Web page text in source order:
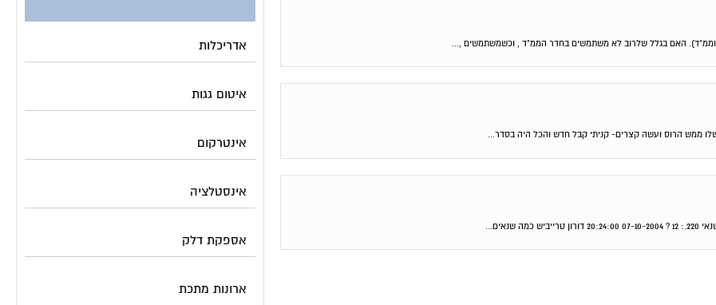
האם בגלל שלרוב לא משתמשים בחדר הממ"ד , וכשמשתמשים ,...
אדריכלות
איטום גגות
אינטרקום
אינסטלציה
אספקת דלק
ארונות מתכת